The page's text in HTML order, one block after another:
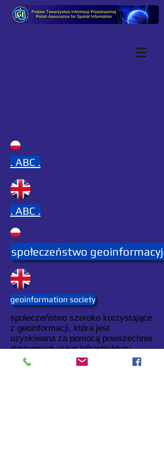
. ABC .
. ABC .
społeczeństwo
geoinformation society
społeczeństwo szeroko korzystające
z geoinformacji, która jest
uzyskiwana za pomocą powszechnie
dostępnych usług infrastruktury
geoinformacyjnej.